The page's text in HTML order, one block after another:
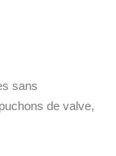
sans
de valve,